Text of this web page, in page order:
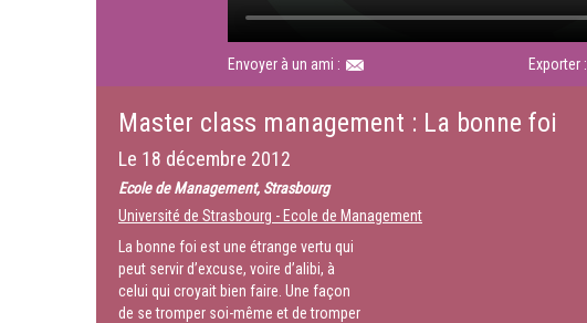
Envoyer à un ami : Exporter :
Master class management : La bonne foi
Le 18 décembre 2012
Ecole de Management, Strasbourg
Université de Strasbourg - Ecole de Management
La bonne foi est une étrange vertu qui
peut servir d’excuse, voire d’alibi, à
celui qui croyait bien faire. Une façon
de se tromper soi-même et de tromper